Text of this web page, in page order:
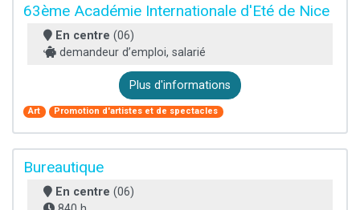
63ème Académie Internationale d'Eté de Nice
En centre (06)
demandeur d’emploi, salarié
Plus d'informations
Art Promotion d'artistes et de spectacles
Bureautique
En centre (06)